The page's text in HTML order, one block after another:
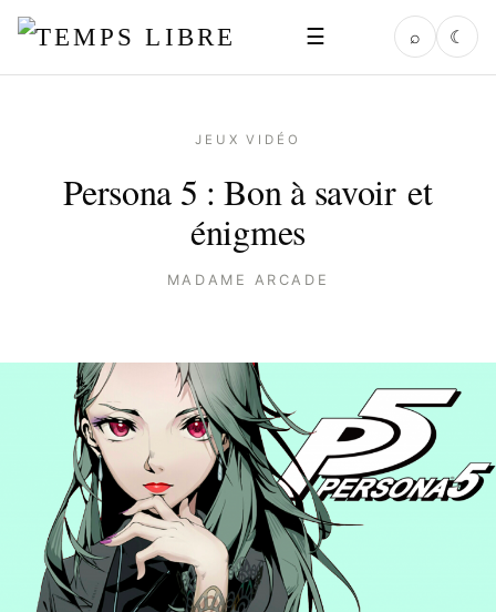
☰ ⌕ ☾
JEUX VIDÉO
Persona 5 : Bon à savoir et
énigmes
MADAME ARCADE